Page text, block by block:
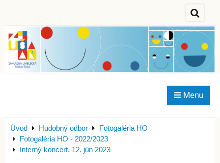
Menu
Úvod Hudobný odbor
Fotogaléria HO
Fotogaléria HO - 2022/2023
Interný koncert, 12. jún 2023